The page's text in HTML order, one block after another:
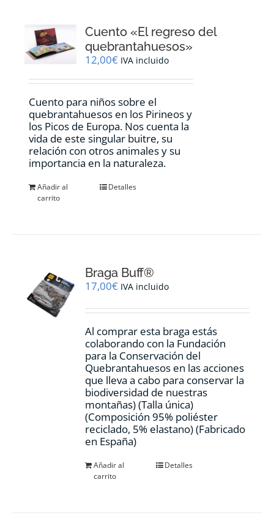
Cuento «El regreso del
quebrantahuesos»
12,00€ IVA incluido
Cuento para niños sobre el
quebrantahuesos en los Pirineos y
los Picos de Europa. Nos cuenta la
vida de este singular buitre, su
relación con otros animales y su
importancia en la naturaleza.
Añadir al
carrito
Detalles
Braga Buff®
17,00€ IVA incluido
Al comprar esta braga estás
colaborando con la Fundación
para la Conservación del
Quebrantahuesos en las acciones
que lleva a cabo para conservar la
biodiversidad de nuestras
montañas) (Talla única)
(Composición 95% poliéster
reciclado, 5% elastano) (Fabricado
en España)
Añadir al
carrito
Detalles